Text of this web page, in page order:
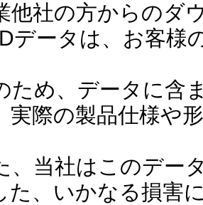
他社の方からのダ
データは、お客様
め、データに含
実際の製品仕様や
当社はこのデー
た、いかなる損害